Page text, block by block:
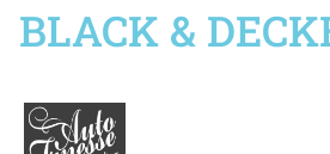
BLACK &